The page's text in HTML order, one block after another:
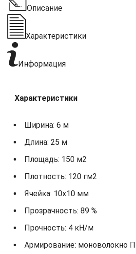
Описание
Характеристики
Информация
Характеристики
Ширина: 6 м
Длина: 25 м
Площадь: 150 м2
Плотность: 120 гм2
Ячейка: 10х10 мм
Прозрачность: 89 %
Прочность: 4 кН/м
Армирование: моноволокно